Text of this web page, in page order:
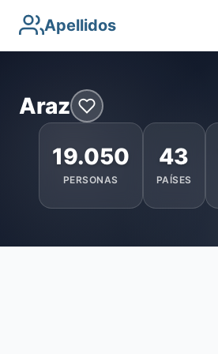
Apellidos
Araz
19.050
PERSONAS
43
PAÍSES